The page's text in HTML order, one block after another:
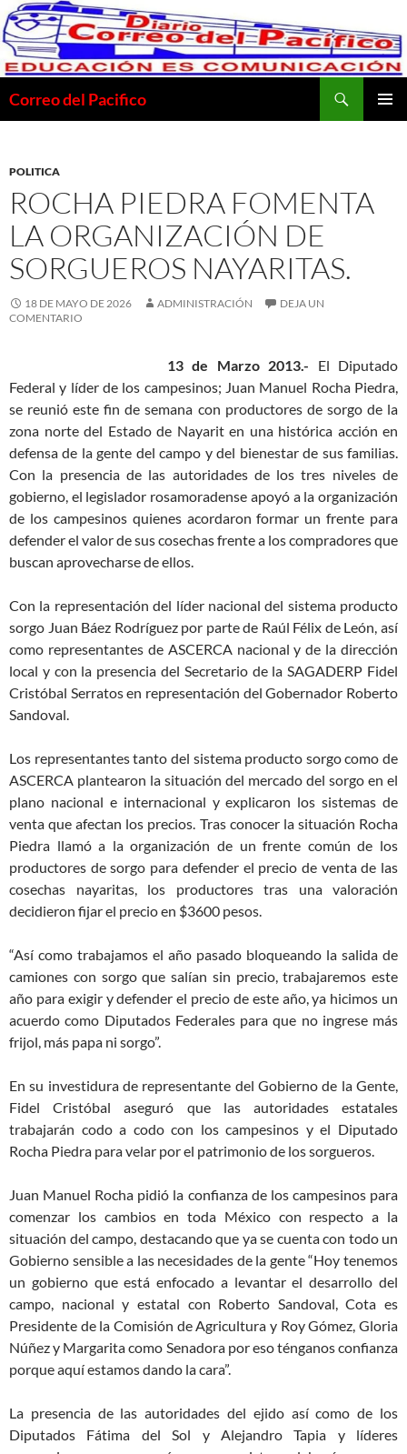
Saltar
al
contenido
Correo del Pacifico
POLITICA
ROCHA PIEDRA FOMENTA
LA ORGANIZACIÓN DE
SORGUEROS NAYARITAS.
18 DE MAYO DE 2026 ADMINISTRACIÓN
DEJA UN
COMENTARIO
13 de Marzo 2013.- El Diputado
Federal y líder de los campesinos; Juan Manuel Rocha Piedra,
se reunió este fin de semana con productores de sorgo de la
zona norte del Estado de Nayarit en una histórica acción en
defensa de la gente del campo y del bienestar de sus familias.
Con la presencia de las autoridades de los tres niveles de
gobierno, el legislador rosamoradense apoyó a la organización
de los campesinos quienes acordaron formar un frente para
defender el valor de sus cosechas frente a los compradores que
buscan aprovecharse de ellos.
Con la representación del líder nacional del sistema producto
sorgo Juan Báez Rodríguez por parte de Raúl Félix de León, así
como representantes de ASCERCA nacional y de la dirección
local y con la presencia del Secretario de la SAGADERP Fidel
Cristóbal Serratos en representación del Gobernador Roberto
Sandoval.
Los representantes tanto del sistema producto sorgo como de
ASCERCA plantearon la situación del mercado del sorgo en el
plano nacional e internacional y explicaron los sistemas de
venta que afectan los precios. Tras conocer la situación Rocha
Piedra llamó a la organización de un frente común de los
productores de sorgo para defender el precio de venta de las
cosechas nayaritas, los productores tras una valoración
decidieron fijar el precio en $3600 pesos.
“Así como trabajamos el año pasado bloqueando la salida de
camiones con sorgo que salían sin precio, trabajaremos este
año para exigir y defender el precio de este año, ya hicimos un
acuerdo como Diputados Federales para que no ingrese más
frijol, más papa ni sorgo”.
En su investidura de representante del Gobierno de la Gente,
Fidel Cristóbal aseguró que las autoridades estatales
trabajarán codo a codo con los campesinos y el Diputado
Rocha Piedra para velar por el patrimonio de los sorgueros.
Juan Manuel Rocha pidió la confianza de los campesinos para
comenzar los cambios en toda México con respecto a la
situación del campo, destacando que ya se cuenta con todo un
Gobierno sensible a las necesidades de la gente “Hoy tenemos
un gobierno que está enfocado a levantar el desarrollo del
campo, nacional y estatal con Roberto Sandoval, Cota es
Presidente de la Comisión de Agricultura y Roy Gómez, Gloria
Núñez y Margarita como Senadora por eso ténganos confianza
porque aquí estamos dando la cara”.
La presencia de las autoridades del ejido así como de los
Diputados Fátima del Sol y Alejandro Tapia y líderes